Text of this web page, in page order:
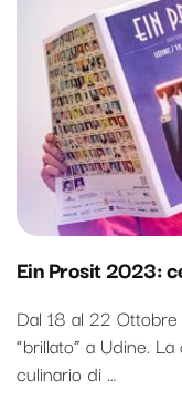
Ein Prosit 2023:
Dal 18 al 22
“brillato” a Udine.
culinario di …